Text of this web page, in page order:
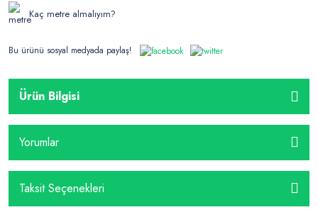
Kaç metre almalıyım?
Bu ürünü sosyal medyada paylaş!
Ürün Bilgisi
Yorumlar
Taksit Seçenekleri